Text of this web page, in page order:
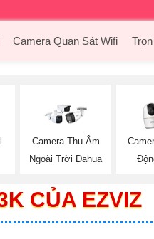
Camera Quan Sát Wifi
Camera Thu Âm
Ngoài Trời Dahua
CỦA EZVIZ